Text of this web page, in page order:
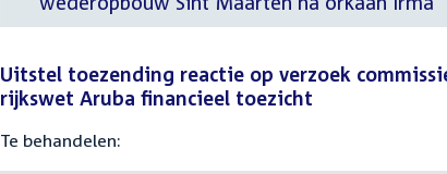
Uitstel toezending reactie op verzoek
rijkswet Aruba financieel toezicht
Te behandelen: